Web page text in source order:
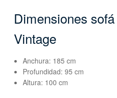
Dimensiones
Vintage
Anchura: 185 cm
Profundidad: 95 cm
Altura: 100 cm